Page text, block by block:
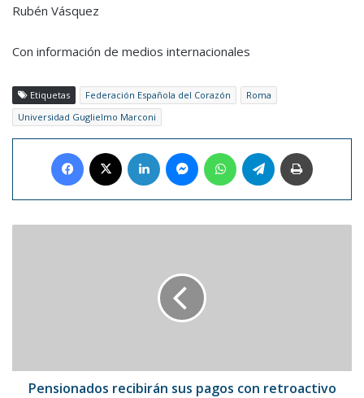
Rubén Vásquez
Con información de medios internacionales
Etiquetas Federación Española del Corazón
Roma
Universidad Guglielmo Marconi
Facebook LinkedIn MessengerWhatsAppTelegram
salarial
Pensionados recibirán sus pagos con retroactivo